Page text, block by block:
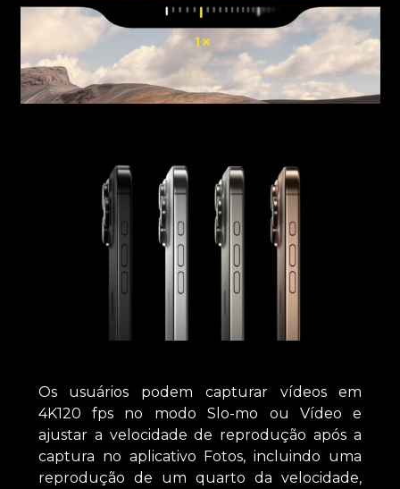
Os usuários podem capturar vídeos em
4K120 fps no modo Slo-mo ou Vídeo e
ajustar a velocidade de reprodução após a
captura no aplicativo Fotos, incluindo uma
reprodução de um quarto da velocidade,